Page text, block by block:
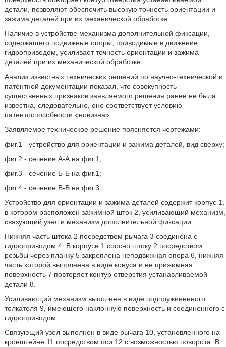
детали, позволяют обеспечить высокую точность ориентации и
зажима деталей при их механической обработке.
Наличие в устройстве механизма дополнительной фиксации,
содержащего подвижные опоры, приводимые в движение
гидроприводом, усиливает точность ориентации и зажима
деталей при их механической обработке.
Анализ известных технических решений по научно-технической и
патентной документации показал, что совокупность
существенных признаков заявляемого решения ранее не была
известна, следовательно, оно соответствует условию
патентоспособности «новизна».
Заявляемое техническое решение поясняется чертежами:
фиг.1 - устройство для ориентации и зажима деталей, вид сверху;
фиг.2 - сечение А-А на фиг.1;
фиг.3 - сечение Б-Б на фиг.1;
фиг.4 - сечение В-В на фиг.3.
Устройство для ориентации и зажима деталей содержит корпус 1,
в котором расположен зажимной шток 2, усиливающий механизм,
связующий узел и механизм дополнительной фиксации.
Нижняя часть штока 2 посредством рычага 3 соединена с
гидроприводом 4. В корпусе 1 соосно штоку 2 посредством
резьбы через планку 5 закреплена неподвижная опора 6, нижняя
часть которой выполнена в виде конуса и ее прижимная
поверхность 7 повторяет контур отверстия устанавливаемой
детали 8.
Усиливающий механизм выполнен в виде подпружиненного
толкателя 9, имеющего наклонную поверхность и соединенного с
гидроприводом.
Связующий узел выполнен в виде рычага 10, установленного на
кронштейне 11 посредством оси 12 с возможностью поворота. В